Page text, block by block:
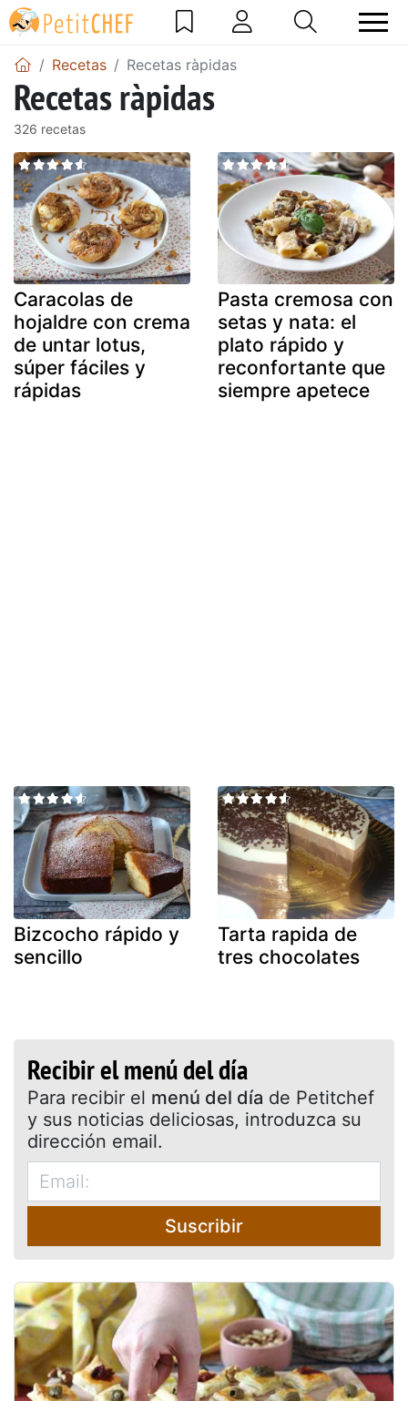
Recetas Recetas ràpidas
Recetas ràpidas
326 recetas
Caracolas de
hojaldre con crema
de untar lotus,
súper fáciles y
rápidas
Pasta cremosa con
setas y nata: el
plato rápido y
reconfortante que
siempre apetece
Bizcocho rápido y
sencillo
Tarta rapida de
tres chocolates
Recibir el menú del día
Para recibir el menú del día de Petitchef
y sus noticias deliciosas, introduzca su
dirección email.
Suscribir